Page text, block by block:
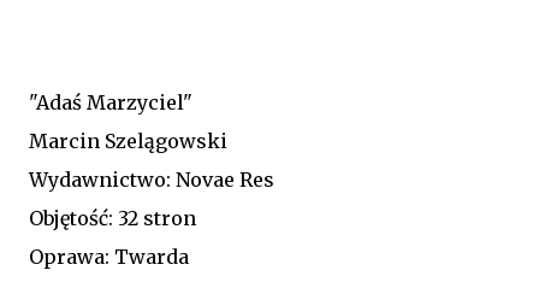
"Adaś Marzyciel"
Marcin Szelągowski
Wydawnictwo: Novae Res
Objętość: 32 stron
Oprawa: Twarda